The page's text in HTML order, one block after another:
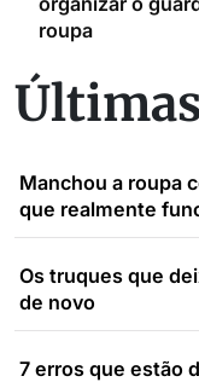
roupa
Manchou a roupa
que realmente
Os truques que
de novo
7 erros que estão